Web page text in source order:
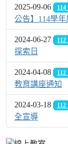
2025-09-06
公告】114學
2024-06-27
探索日
2024-04-08
教育講座通知
2024-03-18
全宣導